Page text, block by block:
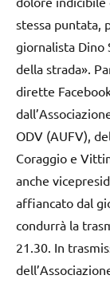
stessa puntata,
giornalista Dino
della strada».
dirette
ODV (AUFV),
Coraggio e
anche
affiancato dal
condurrà la
21.30. In